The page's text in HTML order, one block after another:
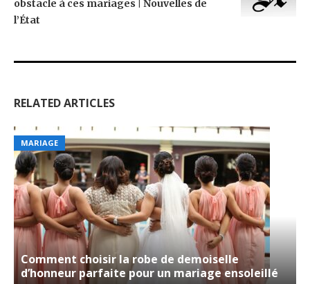
obstacle à ces mariages | Nouvelles de
l’État
RELATED ARTICLES
MARIAGE
Comment choisir la robe de demoiselle
d’honneur parfaite pour un mariage ensoleillé